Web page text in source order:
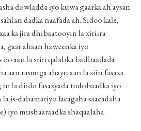
dowladda iyo kuwa gaarka ah aysan
dadka naafada ah. Sidoo kale,
ka jira dhibaatooyin la xiriira
gaar ahaan haweenka iyo
aan la siin qalabka badbaadada
aan rasmiga ahayn aan la siin fasaxa
la diido fasaxyada todobaadka iyo
is-dabamariyo lacagaha saacadaha
iyo mushaaraadka shaqaalaha.